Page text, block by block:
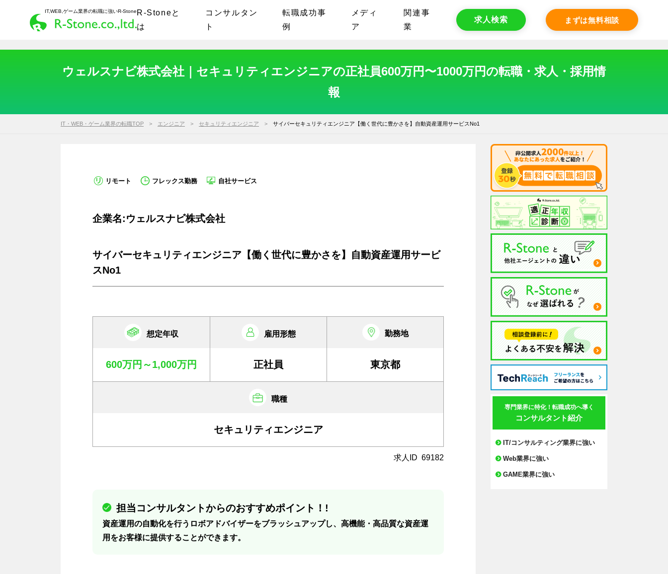
IT,WEB,ゲーム業界の転職に強いR-Stone R-Stoneと
は
コンサルタン
ト
転職成功事
例
メディ
ア
関連事
業
求人検索 まずは無料相談
ウェルスナビ株式会社｜セキュリティエンジニアの正社員600万円〜1000万円の転職・求人・採用情
報
IT・WEB・ゲーム業界の転職TOP エンジニア セキュリティエンジニア サイバーセキュリティエンジニア【働く世代に豊かさを】自動資産運用サービスNo1
リモート フレックス勤務 自社サービス
企業名:ウェルスナビ株式会社
サイバーセキュリティエンジニア【働く世代に豊かさを】自動資産運用サービ
スNo1
想定年収 雇用形態 勤務地
600万円～1,000万円 正社員 東京都
職種
セキュリティエンジニア
求人ID 69182
担当コンサルタントからのおすすめポイント！!
資産運用の自動化を行うロボアドバイザーをブラッシュアップし、高機能・高品質な資産運
用をお客様に提供することができます。
専門業界に特化！転職成功へ導く
コンサルタント紹介
IT/コンサルティング業界に強い
Web業界に強い
GAME業界に強い